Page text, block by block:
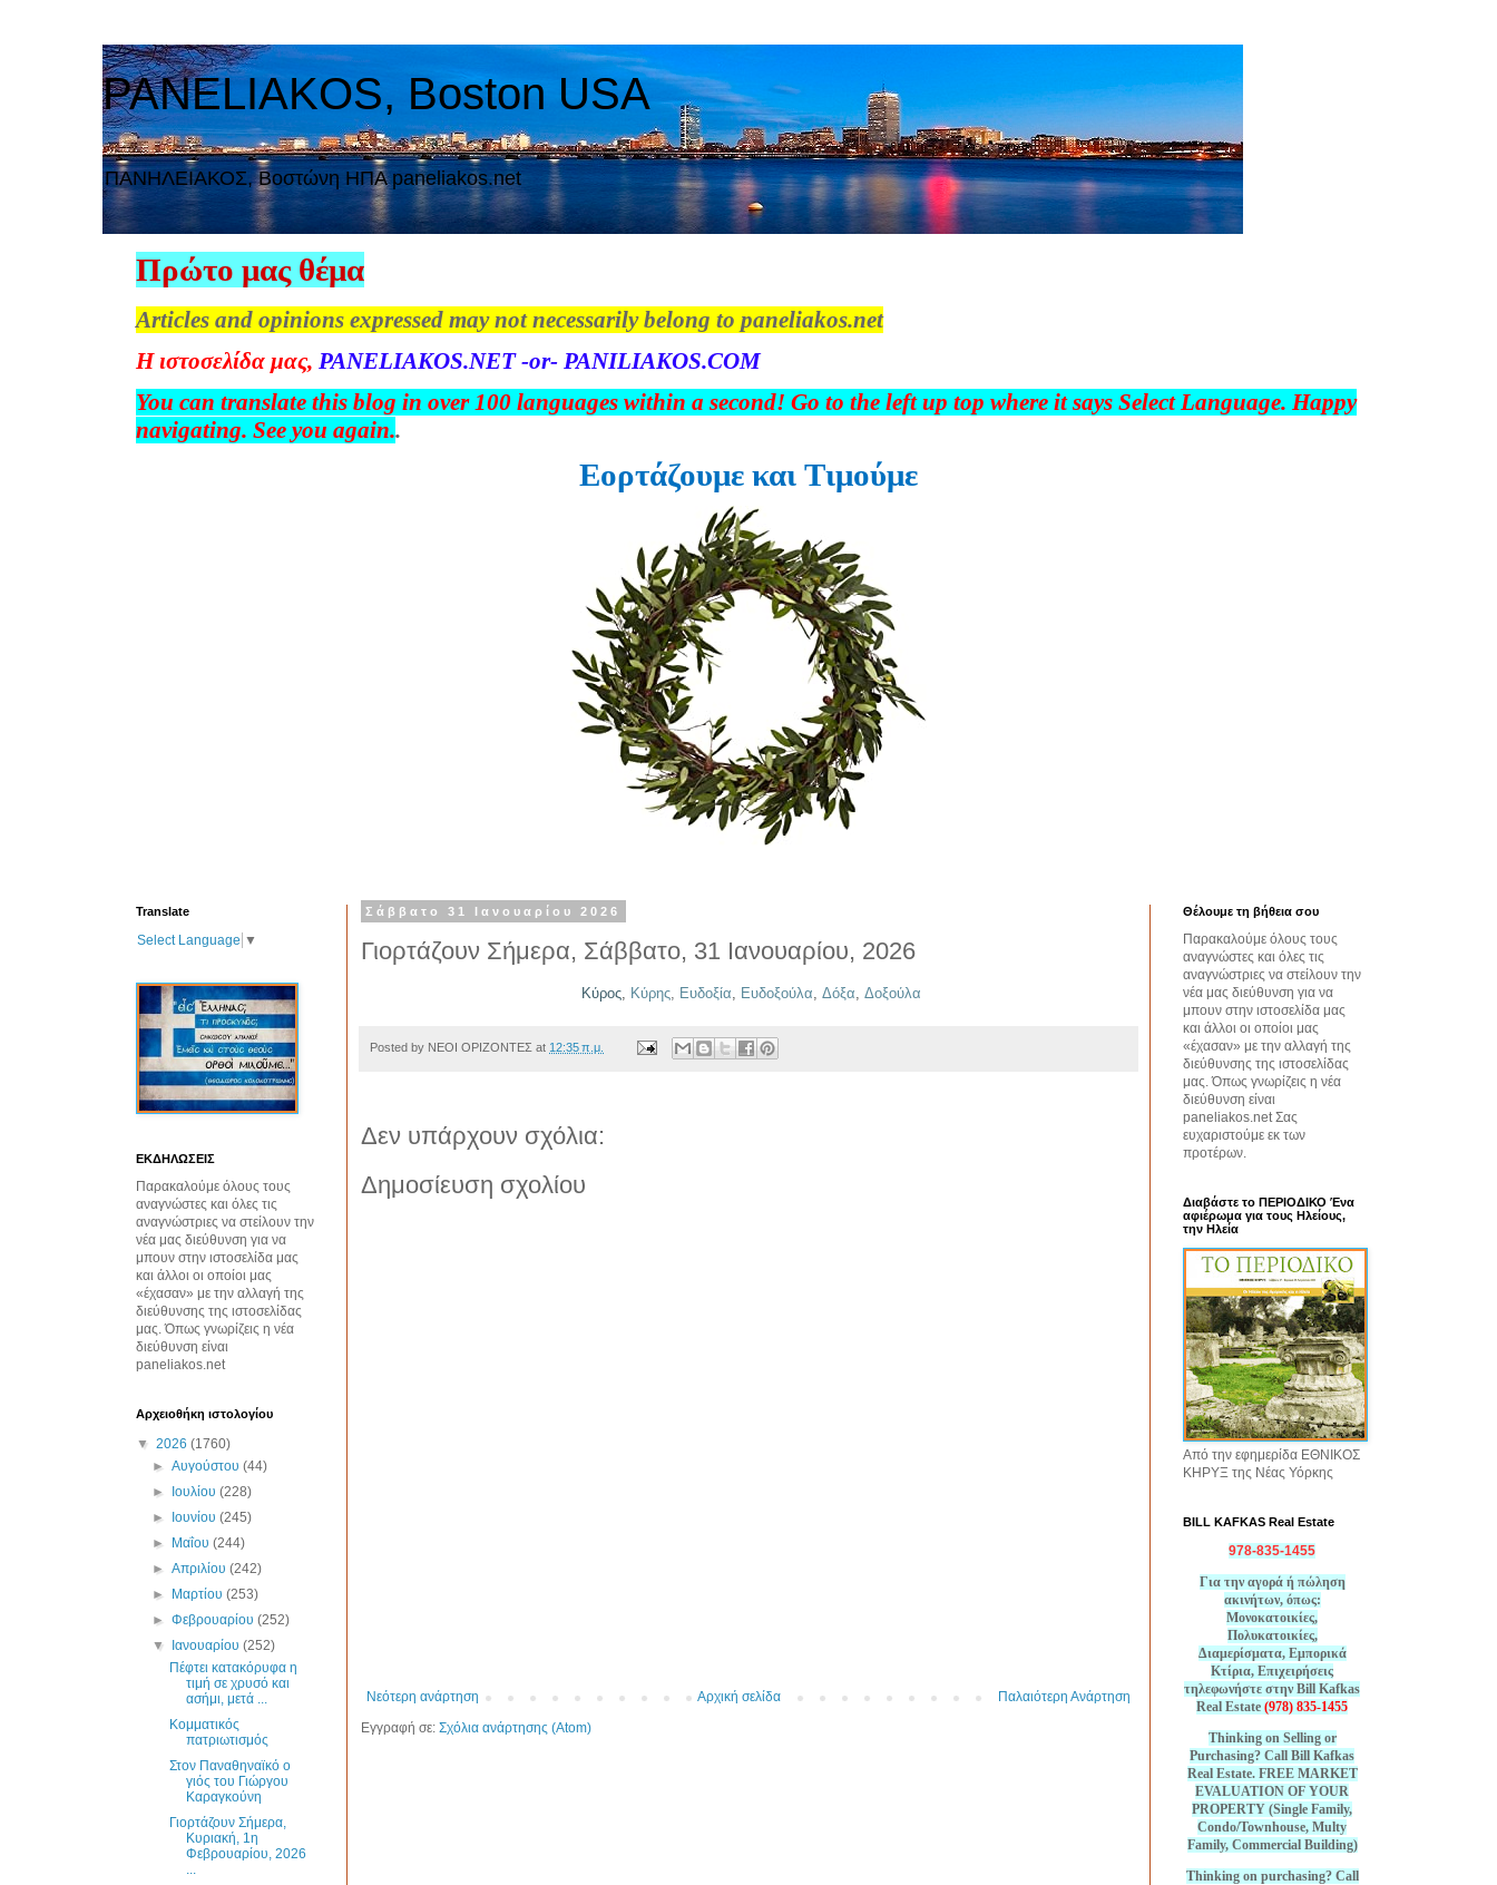
PANELIAKOS, Boston USA
ΠAΝΗΛΕΙΑΚΟΣ, Βοστώνη ΗΠΑ paneliakos.net
Πρώτο μας θέμα
Articles and opinions expressed may not necessarily belong to paneliakos.net
Η ιστοσελίδα μας, PANELIAKOS.NET -or- PANILIAKOS.COM
You can translate this blog in over 100 languages within a second! Go to the left up top where it says Select Language. Happy
navigating. See you again..
Εορτάζουμε και Tιμούμε
Σάββατο 31 Ιανουαρίου 2026
Γιορτάζουν Σήμερα, Σάββατο, 31 Ιανουαρίου, 2026
Κύρος, Κύρης, Ευδοξία Ευδοξούλα Δόξα Δοξούλα
Posted by ΝΕΟΙ ΟΡΙΖΟΝΤΕΣ at 12:35 π.μ.
Δεν υπάρχουν σχόλια:
Δημοσίευση σχολίου
Νεότερη ανάρτηση Παλαιότερη Ανάρτηση
Αρχική σελίδα
Εγγραφή σε: Σχόλια ανάρτησης (Atom)
Translate
Select Language ▼
ΕΚΔΗΛΩΣΕΙΣ
Παρακαλούμε όλους τους
αναγνώστες και όλες τις
αναγνώστριες να στείλουν την
νέα μας διεύθυνση για να
μπουν στην ιστοσελίδα μας
και άλλοι οι οποίοι μας
«έχασαν» με την αλλαγή της
διεύθυνσης της ιστοσελίδας
μας. Όπως γνωρίζεις η νέα
διεύθυνση είναι
paneliakos.net
Αρχειοθήκη ιστολογίου
▼ 2026 (1760)
►Αυγούστου(44)
► Ιουλίου(228)
► Ιουνίου(245)
► Μαΐου(244)
►Απριλίου(242)
► Μαρτίου(253)
►Φεβρουαρίου(252)
▼ Ιανουαρίου(252)
Πέφτει κατακόρυφα η
τιμή σε χρυσό και
ασήμι, μετά ...
Κομματικός
πατριωτισμός
Στον Παναθηναϊκό ο
γιός του Γιώργου
Καραγκούνη
Γιορτάζουν Σήμερα,
Κυριακή, 1η
Φεβρουαρίου, 2026
...
Θέλουμε τη βήθεια σου
Παρακαλούμε όλους τους
αναγνώστες και όλες τις
αναγνώστριες να στείλουν την
νέα μας διεύθυνση για να
μπουν στην ιστοσελίδα μας
και άλλοι οι οποίοι μας
«έχασαν» με την αλλαγή της
διεύθυνσης της ιστοσελίδας
μας. Όπως γνωρίζεις η νέα
διεύθυνση είναι
paneliakos.net Σας
ευχαριστούμε εκ των
προτέρων.
Διαβάστε το ΠΕΡΙΟΔΙΚΟ Ένα
αφιέρωμα για τους Ηλείους,
την Ηλεία
Από την εφημερίδα ΕΘΝΙΚΟΣ
ΚΗΡΥΞ της Νέας Υόρκης
BILL KAFKAS Real Estate
978-835-1455
Για την αγορά ή πώληση
ακινήτων, όπως:
Μονοκατοικίες,
Πολυκατοικίες,
Διαμερίσματα, Εμπορικά
Κτίρια, Επιχειρήσεις
τηλεφωνήστε στην Bill Kafkas
Real Estate (978) 835-1455
Thinking on Selling or
Purchasing? Call Bill Kafkas
Real Estate. FREE MARKET
EVALUATION OF YOUR
PROPERTY (Single Family,
Condo/Townhouse, Multy
Family, Commercial Building)
Thinking on purchasing? Call